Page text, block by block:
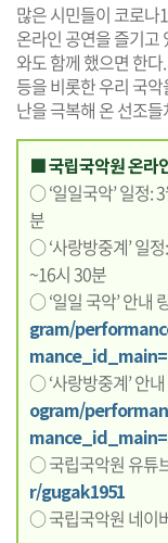
많은 시민들이 코로나
온라인 공연을 즐기고
와도 함께 했으면 한
등을 비롯한 우리 국
난을 극복해 온 선조
■ 국립국악원 온라
○ ‘일일국악’ 일정:
분
○ ‘사랑방중계’ 일
~16시 30분
○ ‘일일 국악’ 안내
gram/
○ ‘사랑방중계’ 안
ogram/
○ 국립국악원 유튜
r/gugak1951
○ 국립국악원 네이